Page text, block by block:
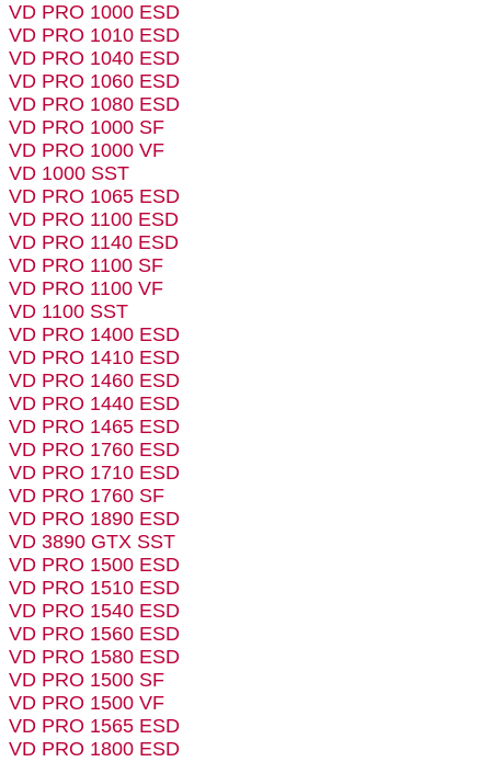
VD PRO 1000 ESD
VD PRO 1010 ESD
VD PRO 1040 ESD
VD PRO 1060 ESD
VD PRO 1080 ESD
VD PRO 1000 SF
VD PRO 1000 VF
VD 1000 SST
VD PRO 1065 ESD
VD PRO 1100 ESD
VD PRO 1140 ESD
VD PRO 1100 SF
VD PRO 1100 VF
VD 1100 SST
VD PRO 1400 ESD
VD PRO 1410 ESD
VD PRO 1460 ESD
VD PRO 1440 ESD
VD PRO 1465 ESD
VD PRO 1760 ESD
VD PRO 1710 ESD
VD PRO 1760 SF
VD PRO 1890 ESD
VD 3890 GTX SST
VD PRO 1500 ESD
VD PRO 1510 ESD
VD PRO 1540 ESD
VD PRO 1560 ESD
VD PRO 1580 ESD
VD PRO 1500 SF
VD PRO 1500 VF
VD PRO 1565 ESD
VD PRO 1800 ESD